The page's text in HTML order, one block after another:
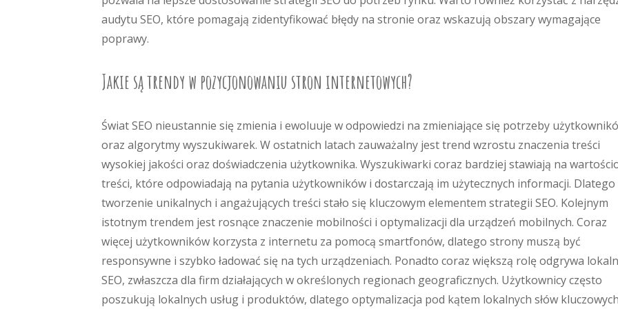
audytu SEO, które pomagają zidentyfikować błędy na stronie oraz wskazują obszary wymagające
poprawy.
Jakie są trendy w pozycjonowaniu stron internetowych?
Świat SEO nieustannie się zmienia i ewoluuje w odpowiedzi na zmieniające się potrzeby
oraz algorytmy wyszukiwarek. W ostatnich latach zauważalny jest trend wzrostu znaczenia treści
wysokiej jakości oraz doświadczenia użytkownika. Wyszukiwarki coraz bardziej stawiają na
treści, które odpowiadają na pytania użytkowników i dostarczają im użytecznych informacji. Dlatego
tworzenie unikalnych i angażujących treści stało się kluczowym elementem strategii SEO. Kolejnym
istotnym trendem jest rosnące znaczenie mobilności i optymalizacji dla urządzeń mobilnych. Coraz
więcej użytkowników korzysta z internetu za pomocą smartfonów, dlatego strony muszą być
responsywne i szybko ładować się na tych urządzeniach. Ponadto coraz większą rolę odgrywa
SEO, zwłaszcza dla firm działających w określonych regionach geograficznych. Użytkownicy często
poszukują lokalnych usług i produktów, dlatego optymalizacja pod kątem lokalnych słów kluczowych